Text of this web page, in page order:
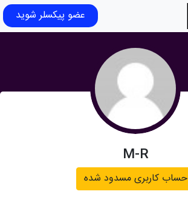
عضو پیکسلر شوید
M-R
حساب کاربری مسدود شده